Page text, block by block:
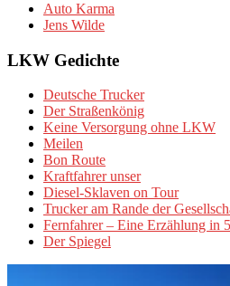
Auto Karma
Jens Wilde
LKW Gedichte
Deutsche Trucker
Der Straßenkönig
Keine Versorgung ohne LKW
Meilen
Bon Route
Kraftfahrer unser
Diesel-Sklaven on Tour
Trucker am Rande der
Fernfahrer – Eine Erzählung in
Der Spiegel